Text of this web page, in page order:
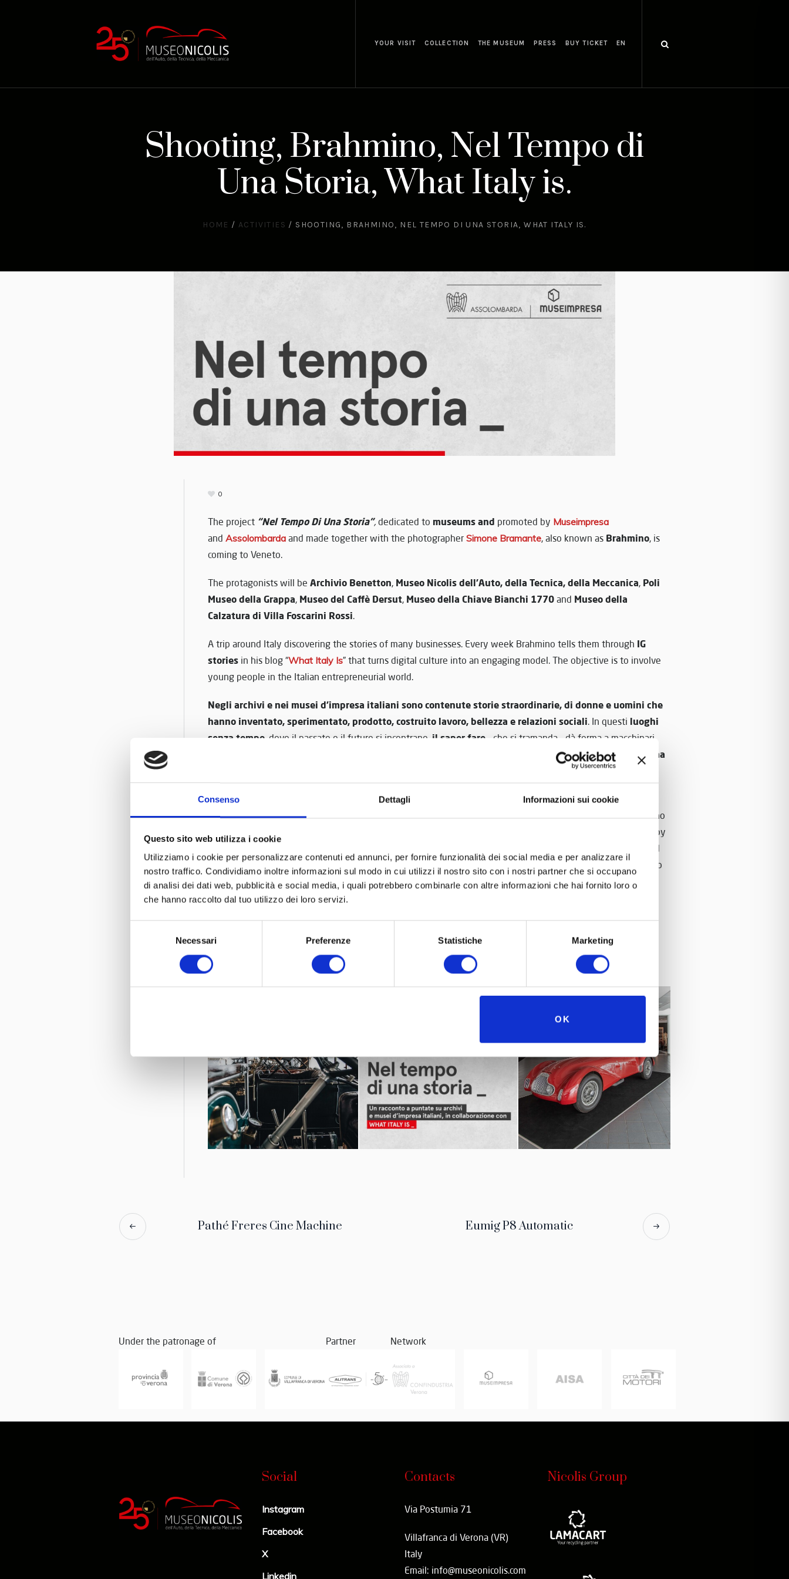
Consenso Dettagli Informazioni sui cookie
Questo sito web utilizza i cookie
Utilizziamo i cookie per personalizzare contenuti ed annunci, per fornire funzionalità dei social media e per analizzare il
nostro traffico. Condividiamo inoltre informazioni sul modo in cui utilizzi il nostro sito con i nostri partner che si occupano
di analisi dei dati web, pubblicità e social media, i quali potrebbero combinarle con altre informazioni che hai fornito loro o
che hanno raccolto dal tuo utilizzo dei loro servizi.
Necessari Preferenze Statistiche Marketing
OK
YOUR VISIT COLLECTION THE MUSEUM PRESS BUY TICKET EN
Shooting, Brahmino, Nel Tempo di
Una Storia, What Italy is.
HOME / ACTIVITIES / SHOOTING, BRAHMINO, NEL TEMPO DI UNA STORIA, WHAT ITALY IS.
0
The project “Nel Tempo Di Una Storia”, dedicated to museums and promoted by Museimpresa
and Assolombarda and made together with the photographer Simone Bramante, also known as Brahmino, is
coming to Veneto.
The protagonists will be Archivio Benetton, Museo Nicolis dell’Auto, della Tecnica, della Meccanica, Poli
Museo della Grappa, Museo del Caffè Dersut, Museo della Chiave Bianchi 1770 and Museo della
Calzatura di Villa Foscarini Rossi.
A trip around Italy discovering the stories of many businesses. Every week Brahmino tells them through IG
stories in his blog “What Italy Is” that turns digital culture into an engaging model. The objective is to involve
young people in the Italian entrepreneurial world.
Negli archivi e nei musei d’impresa italiani sono contenute storie straordinarie, di donne e uomini che
hanno inventato, sperimentato, prodotto, costruito lavoro, bellezza e relazioni sociali. In questi luoghi
senza tempo , dove il passato e il futuro si incontrano, il saper fare – che si tramanda – dà forma a macchinari,
di un patrimonio industriale e culturale ma
, capace di mantenere salde radici nella propria memoria e al
contempo uno sguardo sempre rivolto al futuro.
October, 4th will came the turn ofMuseo Nicolis dell’Auto, della Tecnica, della Meccanica, where Brahmino
. Dressed in 1939 by
Carrozzeria Colli for a famous racing driver of the Milanese Scuderia Ambrosiana, Luigi Villoresi and later found
by Luciano Nicolis who brought it back in Italy and restored it. This vehicle is so unique that Museo Nicolis logo
recalls the silhouette of this car.
Pathé Freres Cine Machine Eumig P8 Automatic
Under the patronage of Partner Network
Social
Instagram
Facebook
X
Linkedin
Contacts
Via Postumia 71
Villafranca di Verona (VR)
Italy
Email: info@museonicolis.com
Nicolis Group